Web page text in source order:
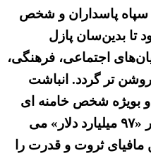
سپاه پاسداران و شخص
تا بدین‌سان پازل
اجتماعی، فرهنگی،
روشن تر گردد. انباشت
بویژه شخص خامنه ای
که بنابرداده های جهانی، بالغ بر «۹۷ میلیارد دلار» می
ثروت و قدرت را